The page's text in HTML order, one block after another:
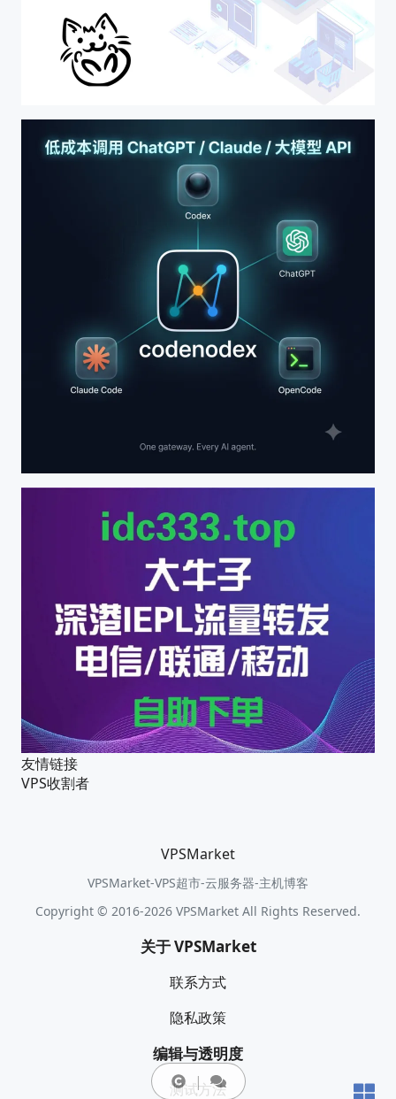
友情链接
VPS收割者
VPSMarket
VPSMarket-VPS超市-云服务器-主机博客
Copyright © 2016-2026 VPSMarket All Rights Reserved.
关于 VPSMarket
联系方式
隐私政策
编辑与透明度
测试方法